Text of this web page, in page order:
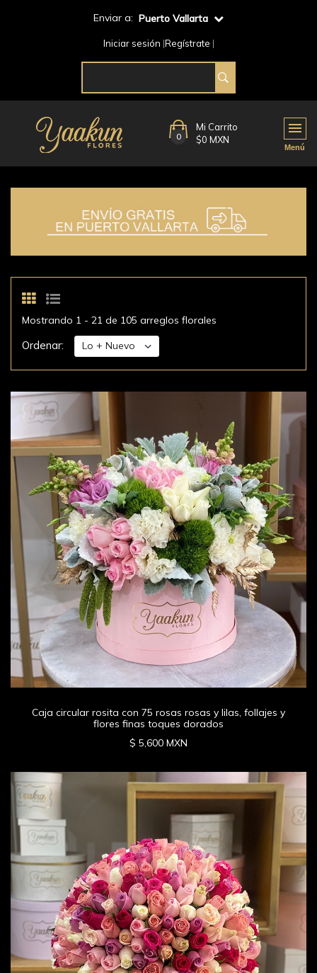
Enviar a: Puerto Vallarta
Iniciar sesión Regístrate
0
Mi Carrito
$0 MXN
Mostrando 1 - 21 de 105 arreglos florales
Ordenar:
Caja circular rosita con 75 rosas rosas y lilas, follajes y
flores finas toques dorados
$ 5,600 MXN